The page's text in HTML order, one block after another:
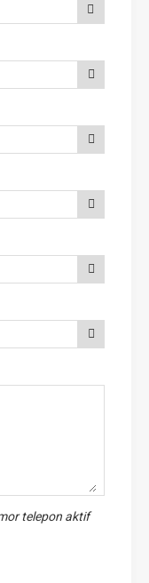
telepon aktif